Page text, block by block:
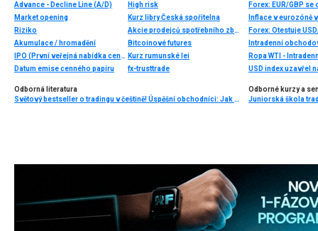
Advance - Decline Line (A/D)
Market opening
Riziko
Akumulace / hromadění
IPO (První veřejná nabídka cenných papírů)
Datum emise cenného papíru
High risk
Kurz libry Česká spořitelna
Akcie prodejců spotřebního zboží
Bitcoinové futures
Kurz rumunské lei
fx-trusttrade
Forex: EUR/GBP
Inflace v eurozóně
Forex: Otestuje
Intradenní
Ropa WTI -
USD index uzavřel
Odborná literatura
Světový bestseller o tradingu v češtině! Úspěšní obchodníci: Jak běžní lidé porážejí Wall Street v jeho vlastní hře
Odborné kurzy a
Juniorská škola